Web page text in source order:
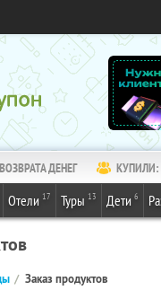
ДЕНЕГ КУПИЛИ:
Отели 17 Туры 13 Дети 6
Заказ продуктов